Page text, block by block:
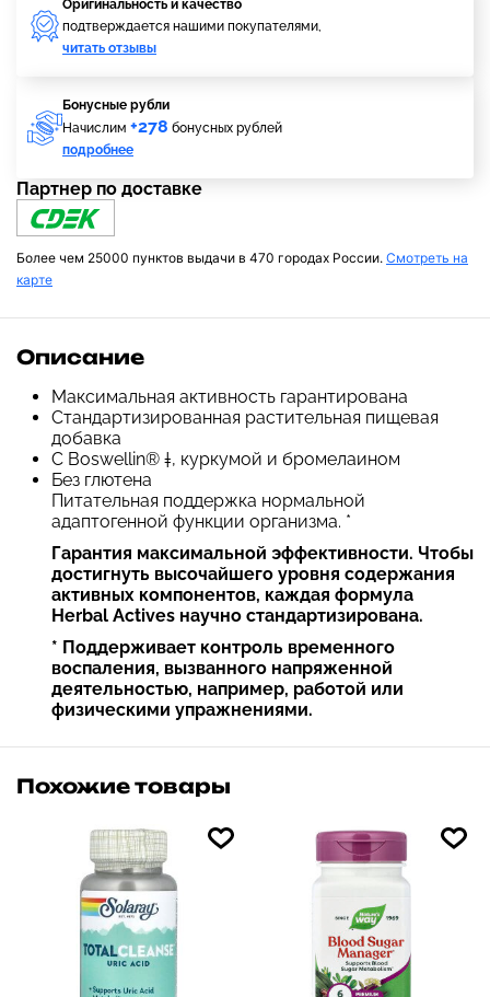
Оригинальность и качество
подтверждается нашими покупателями,
читать отзывы
Бонусные рубли
Начислим +278 бонусных рублей
подробнее
Партнер по доставке
Более чем 25000 пунктов выдачи в 470 городах России. Смотреть на
карте
Описание
Максимальная активность гарантирована
Стандартизированная растительная пищевая
добавка
С Boswellin® ‡, куркумой и бромелаином
Без глютена
Питательная поддержка нормальной
адаптогенной функции организма. *
Гарантия максимальной эффективности. Чтобы
достигнуть высочайшего уровня содержания
активных компонентов, каждая формула
Herbal Actives научно стандартизирована.
* Поддерживает контроль временного
воспаления, вызванного напряженной
деятельностью, например, работой или
физическими упражнениями.
Похожие товары